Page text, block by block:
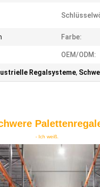
Farbe:
OEM/ODM:
Regalsysteme,
- Ich weiß.